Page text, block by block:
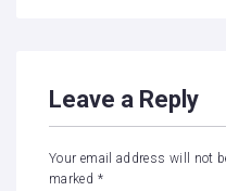
Leave a Reply
Your email address will not
marked *